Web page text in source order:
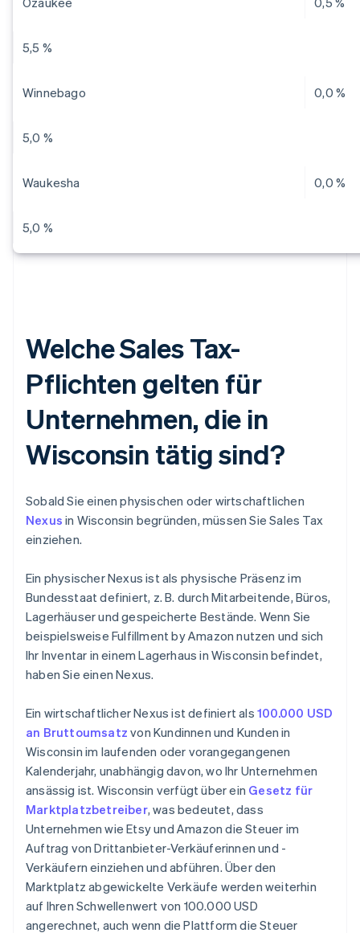
5,5 %
Winnebago 0,0 %
5,0 %
Waukesha 0,0 %
5,0 %
Welche Sales Tax-
Pflichten gelten für
Unternehmen, die in
Wisconsin tätig sind?
Sobald Sie einen physischen oder wirtschaftlichen
Nexus in Wisconsin begründen, müssen Sie Sales Tax
einziehen.
Ein physischer Nexus ist als physische Präsenz im
Bundesstaat definiert, z. B. durch Mitarbeitende, Büros,
Lagerhäuser und gespeicherte Bestände. Wenn Sie
beispielsweise Fulfillment by Amazon nutzen und sich
Ihr Inventar in einem Lagerhaus in Wisconsin befindet,
haben Sie einen Nexus.
Ein wirtschaftlicher Nexus ist definiert als 100.000 USD
an Bruttoumsatz von Kundinnen und Kunden in
Wisconsin im laufenden oder vorangegangenen
Kalenderjahr, unabhängig davon, wo Ihr Unternehmen
ansässig ist. Wisconsin verfügt über ein Gesetz für
Marktplatzbetreiber, was bedeutet, dass
Unternehmen wie Etsy und Amazon die Steuer im
Auftrag von Drittanbieter-Verkäuferinnen und -
Verkäufern einziehen und abführen. Über den
Marktplatz abgewickelte Verkäufe werden weiterhin
auf Ihren Schwellenwert von 100.000 USD
angerechnet, auch wenn die Plattform die Steuer